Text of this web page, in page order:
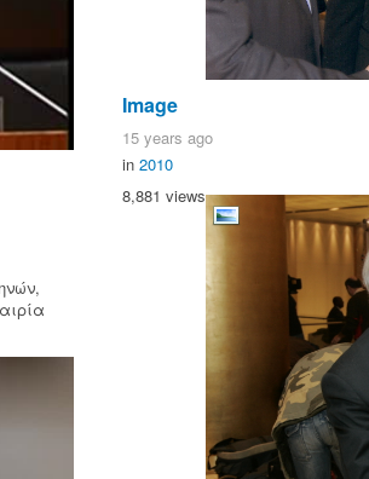
Image
15 years ago
in 2010
8,881 views